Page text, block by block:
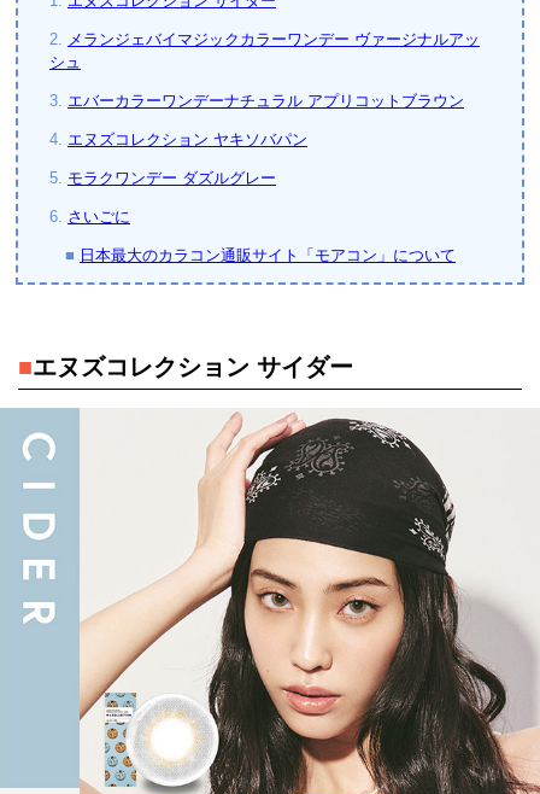
2.
メランジェバイマジックカラーワンデー ヴァージナルアッ
シュ
3. エバーカラーワンデーナチュラル アプリコットブラウン
4. エヌズコレクション ヤキソバパン
5. モラクワンデー ダズルグレー
6. さいごに
■ 日本最大のカラコン通販サイト「モアコン」について
■エヌズコレクション サイダー